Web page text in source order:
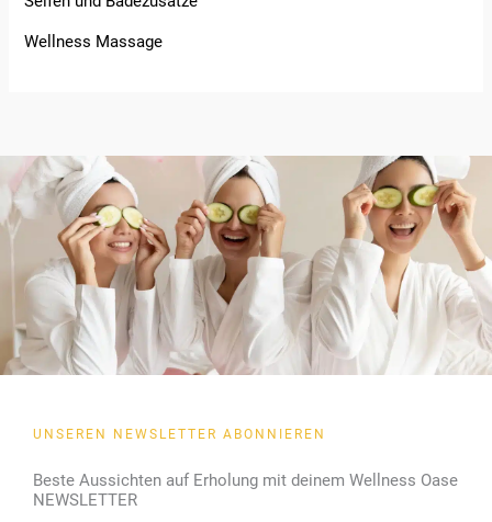
Wellness Massage
UNSEREN NEWSLETTER ABONNIEREN
Beste Aussichten auf Erholung mit deinem Wellness Oase
NEWSLETTER